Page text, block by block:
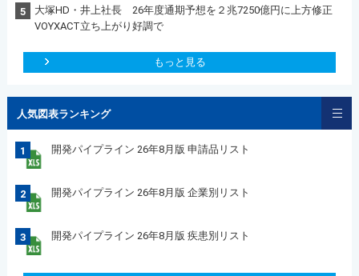
5
大塚HD・井上社長 26年度通期予想を２兆7250億円に上方修正
VOYXACT立ち上がり好調で
もっと見る
人気図表ランキング
1 開発パイプライン 26年8月版 申請品リスト
2 開発パイプライン 26年8月版 企業別リスト
3 開発パイプライン 26年8月版 疾患別リスト